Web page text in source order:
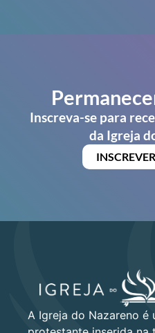
Inscreva-se para
da Igreja
A Igreja do Nazareno é